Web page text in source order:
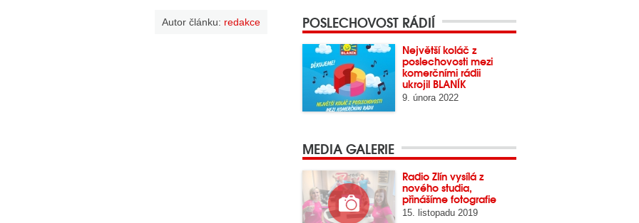
Autor článku: redakce POSLECHOVOST RÁDIÍ
Největší koláč z
poslechovosti mezi
komerčními rádii
ukrojil BLANÍK
9. února 2022
MEDIA GALERIE
Radio Zlín vysílá z
nového studia,
přinášíme fotografie
15. listopadu 2019